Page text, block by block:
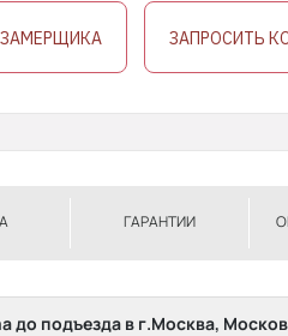
ЗАПРОСИТЬ
ГАРАНТИИ
до подъезда в г.Москва,